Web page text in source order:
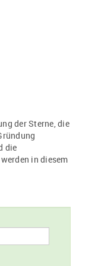
der Sterne, die
die
in diesem